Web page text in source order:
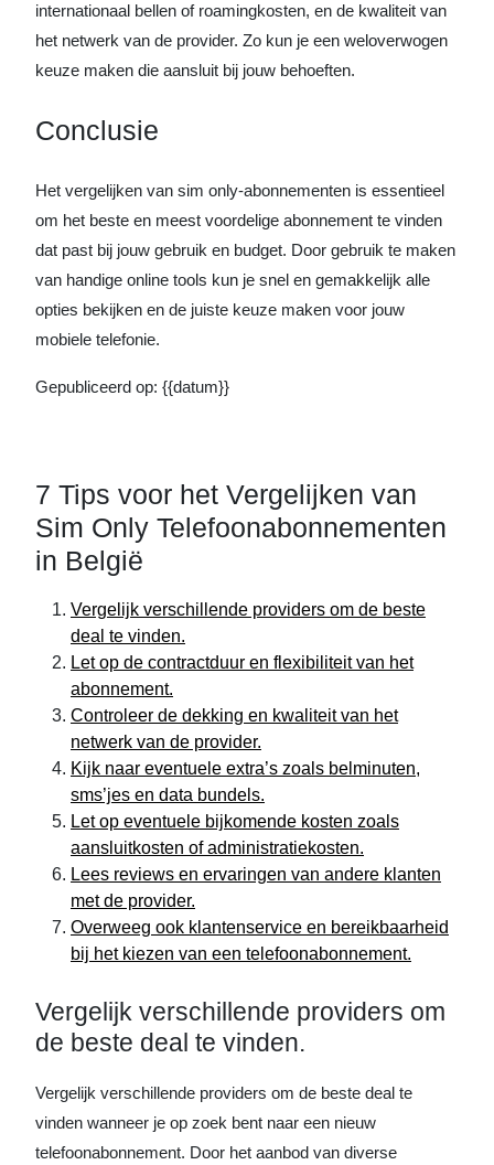
internationaal bellen of roamingkosten, en de kwaliteit van
het netwerk van de provider. Zo kun je een weloverwogen
keuze maken die aansluit bij jouw behoeften.
Conclusie
Het vergelijken van sim only-abonnementen is essentieel
om het beste en meest voordelige abonnement te vinden
dat past bij jouw gebruik en budget. Door gebruik te maken
van handige online tools kun je snel en gemakkelijk alle
opties bekijken en de juiste keuze maken voor jouw
mobiele telefonie.
Gepubliceerd op: {{datum}}
7 Tips voor het Vergelijken van
Sim Only Telefoonabonnementen
in België
Vergelijk verschillende providers om de beste
deal te vinden.
Let op de contractduur en flexibiliteit van het
abonnement.
Controleer de dekking en kwaliteit van het
netwerk van de provider.
Kijk naar eventuele extra’s zoals belminuten,
sms’jes en data bundels.
Let op eventuele bijkomende kosten zoals
aansluitkosten of administratiekosten.
Lees reviews en ervaringen van andere klanten
met de provider.
Overweeg ook klantenservice en bereikbaarheid
bij het kiezen van een telefoonabonnement.
Vergelijk verschillende providers om
de beste deal te vinden.
Vergelijk verschillende providers om de beste deal te
vinden wanneer je op zoek bent naar een nieuw
telefoonabonnement. Door het aanbod van diverse